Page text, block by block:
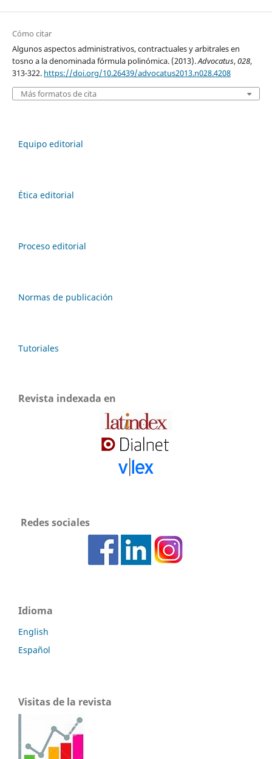
Cómo citar
Algunos aspectos administrativos, contractuales y arbitrales en
tosno a la denominada fórmula polinómica. (2013).Advocatus,028,
313-322. https://doi.org/10.26439/advocatus2013.n028.4208
Más formatos de cita
Equipo editorial
Ética editorial
Proceso editorial
Normas de publicación
Tutoriales
Revista indexada en
Redes sociales
Idioma
English
Español
Visitas de la revista